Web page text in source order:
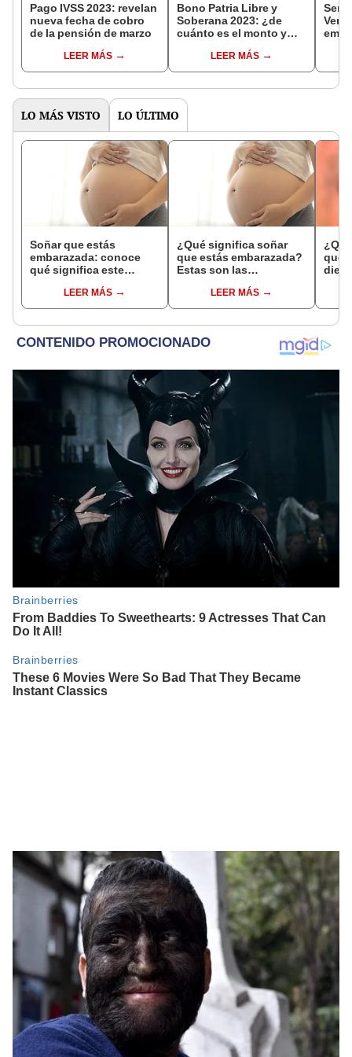
Pago IVSS 2023: revelan
nueva fecha de cobro
de la pensión de marzo
LEER MÁS
Bono Patria Libre y
Soberana 2023: ¿de
cuánto es el monto y
entrega?LEER MÁS
LO MÁS VISTO LO ÚLTIMO
Soñar que estás
embarazada: conoce
qué significa este
LEER MÁS
¿Qué significa soñar
que estás embarazada?
Estas son las
comunesLEER MÁS
que